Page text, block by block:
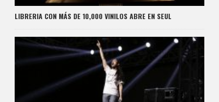
LIBRERIA CON MÁS DE 10,000 VINILOS ABRE EN SEUL